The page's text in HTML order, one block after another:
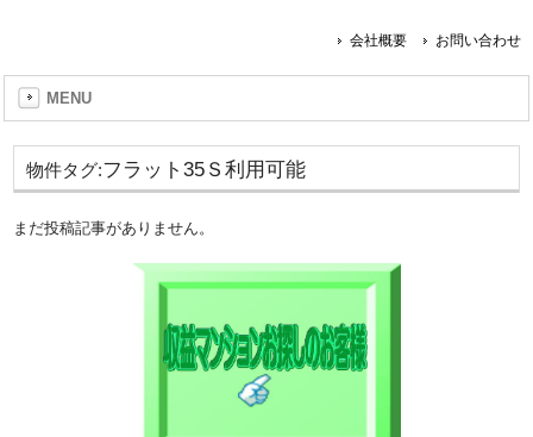
会社概要 お問い合わせ
MENU
物件タグ:フラット35Ｓ利用可能
まだ投稿記事がありません。